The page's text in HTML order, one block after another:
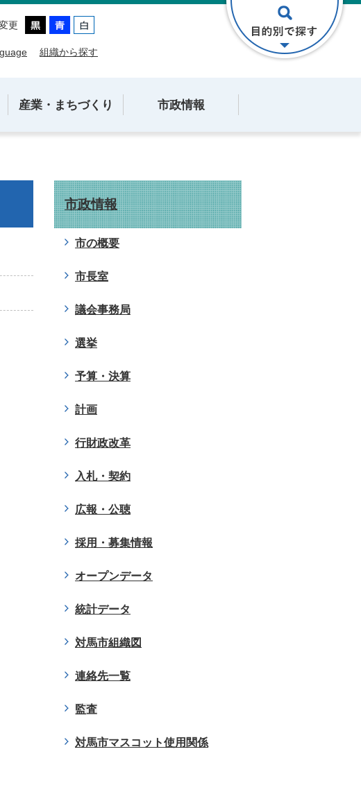
更
組織から探す
産業・まちづくり 市政情報
市政情報
市の概要
市長室
議会事務局
選挙
予算・決算
計画
行財政改革
入札・契約
広報・公聴
採用・募集情報
オープンデータ
統計データ
対馬市組織図
連絡先一覧
監査
対馬市マスコット使用関係